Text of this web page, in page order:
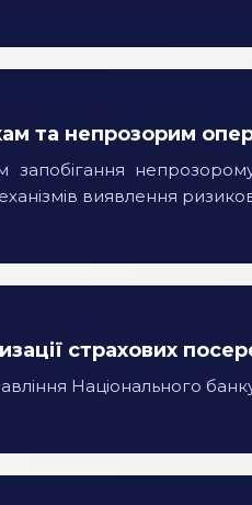
та непрозорим
виявлення
страхових
Національного